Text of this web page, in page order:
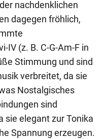
nachdenklichen
dagegen fröhlich,
IV (z. B. C-G-Am-F in
Stimmung und sind
verbreitet, da sie
Nostalgisches
sind
sie elegant zur Tonika
Spannung erzeugen.